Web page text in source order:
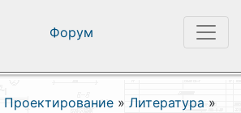
Форум
Проектирование » Литература »